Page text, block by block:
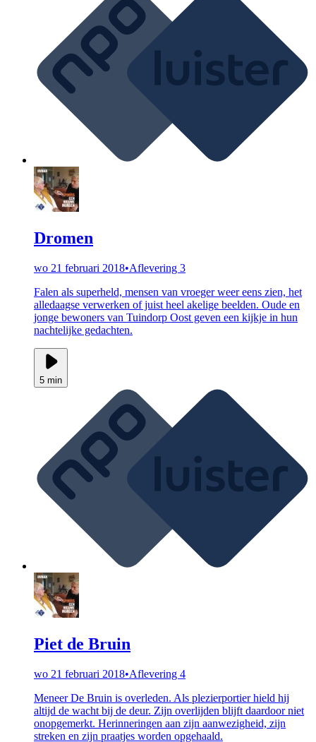
Dromen
wo 21 februari 2018•Aflevering 3
Falen als superheld, mensen van vroeger weer eens zien, het
alledaagse verwerken of juist heel akelige beelden. Oude en
jonge bewoners van Tuindorp Oost geven een kijkje in hun
nachtelijke gedachten.
5 min
Piet de Bruin
wo 21 februari 2018•Aflevering 4
Meneer De Bruin is overleden. Als plezierportier hield hij
altijd de wacht bij de deur. Zijn overlijden blijft daardoor niet
onopgemerkt. Herinneringen aan zijn aanwezigheid, zijn
streken en zijn praatjes worden opgehaald.